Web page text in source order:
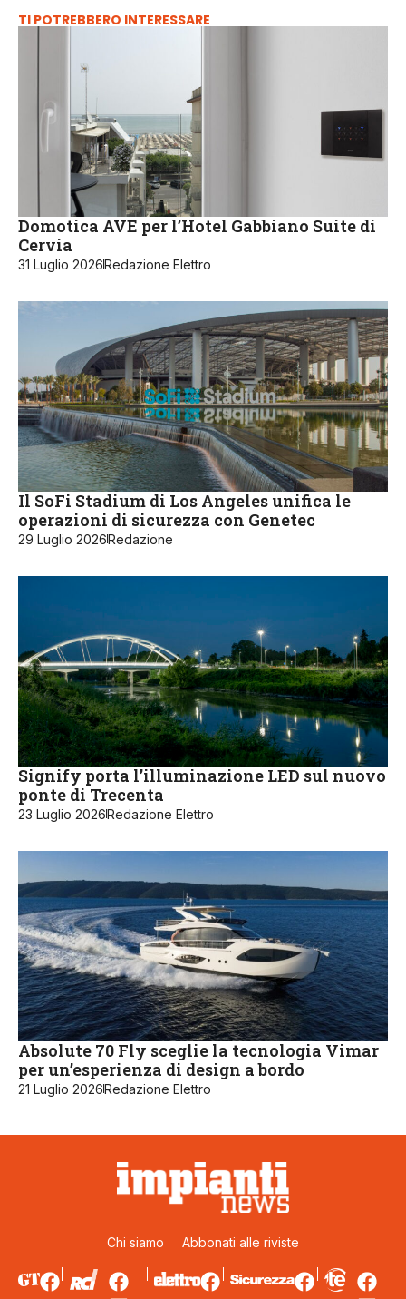
TI POTREBBERO INTERESSARE
Domotica AVE per l’Hotel Gabbiano Suite di
Cervia
31 Luglio 2026Redazione Elettro
Il SoFi Stadium di Los Angeles unifica le
operazioni di sicurezza con Genetec
29 Luglio 2026Redazione
Signify porta l’illuminazione LED sul nuovo
ponte di Trecenta
23 Luglio 2026Redazione Elettro
Absolute 70 Fly sceglie la tecnologia Vimar
per un’esperienza di design a bordo
21 Luglio 2026Redazione Elettro
Chi siamo Abbonati alle riviste